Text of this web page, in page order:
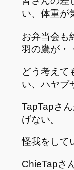
い、体重が
お弁当会も
羽の鷹が・
どう考えて
い、ハヤブ
TapTapさ
げない。
怪我をして
ChieTapさ